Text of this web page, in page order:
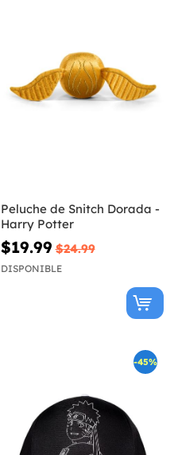
Peluche de Snitch Dorada -
Harry Potter
$19.99 $24.99
DISPONIBLE
-45%